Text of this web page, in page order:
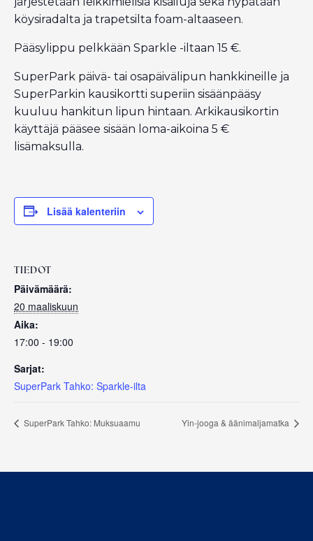
köysiradalta ja trapetsilta foam-altaaseen.
Pääsylippu pelkkään Sparkle -iltaan 15 €.
SuperPark päivä- tai osapäivälipun hankkineille ja
SuperParkin kausikortti superiin sisäänpääsy
kuuluu hankitun lipun hintaan. Arkikausikortin
käyttäjä pääsee sisään loma-aikoina 5 €
lisämaksulla.
Lisää kalenteriin
TIEDOT
Päivämäärä:
20 maaliskuun
Aika:
17:00 - 19:00
Sarjat:
SuperPark Tahko: Sparkle-ilta
SuperPark Tahko: Muksuaamu Yin-jooga & äänimaljamatka